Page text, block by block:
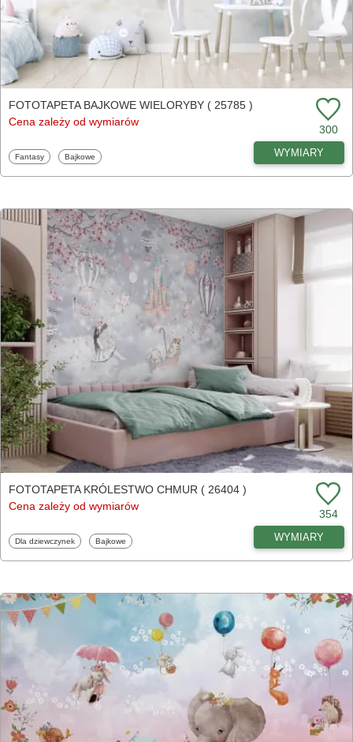
FOTOTAPETA BAJKOWE WIELORYBY ( 25785 )
Cena zależy od wymiarów
300
Fototapety
Fantasy Fototapety
Bajkowe WYMIARY
FOTOTAPETA KRÓLESTWO CHMUR ( 26404 )
Cena zależy od wymiarów
354
Fototapety
Dla dziewczynek Fototapety
Bajkowe WYMIARY